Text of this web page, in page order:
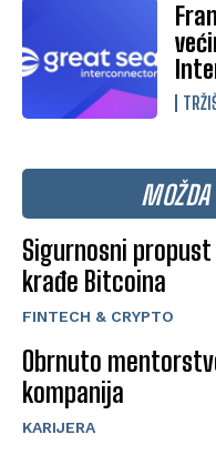
Sigurnosni
krađe Bitcoina
FINTECH & CRYPTO
Obrnuto
kompanija
KARIJERA